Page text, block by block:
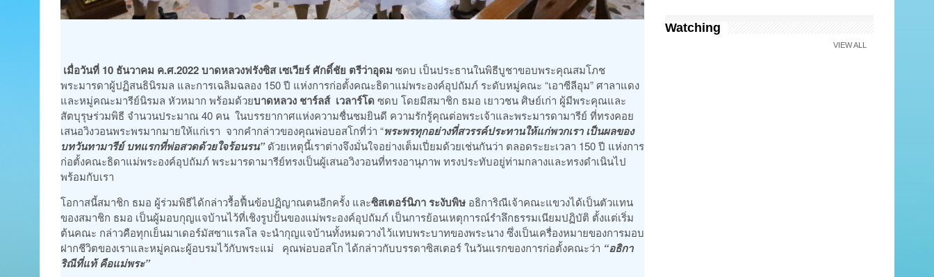
เมื่อวันที่ 10 ธันวาคม ค.ศ.2022 บาดหลวงฟรังซิส เซเวียร์ ศักดิ์ชัย ตรีว่าอุดม ซดบ เป็นประธานในพิธีบูชาขอบพระคุณสมโภช
พระมารดาผู้ปฏิสนธินิรมล และการเฉลิมฉลอง 150 ปี แห่งการก่อตั้งคณะธิดาแม่พระองค์อุปถัมภ์ ระดับหมู่คณะ “เอาซีลีอุม” ศาลาแดง
และหมู่คณะมารีย์นิรมล หัวหมาก พร้อมด้วยบาดหลวง ชาร์ลส์ เวลาร์โดซดบ โดยมีสมาชิก ธมอ เยาวชน ศิษย์เก่า ผู้มีพระคุณและ
สัตบุรุษร่วมพิธี จำนวนประมาณ 40 คน ในบรรยากาศแห่งความชื่นชมยินดี ความรักรู้คุณต่อพระเจ้าและพระมารดามารีย์ ที่ทรงคอย
เสนอวิงวอนพระพรมากมายให้แก่เรา จากคำกล่าวของคุณพ่อบอสโกที่ว่า “พระพรทุกอย่างที่สวรรค์ประทานให้แก่พวกเรา เป็นผลของ
บทวันทามารีย์ บทแรกที่พ่อสวดด้วยใจร้อนรน”ดัวยเหตุนี้เราต่างจึงมั่นใจอย่างเต็มเปี่ยมด้วยเช่นกันว่า ตลอดระยะเวลา 150 ปี แห่งการ
ก่อตั้งคณะธิดาแม่พระองค์อุปถัมภ์ พระมารดามารีย์ทรงเป็นผู้เสนอวิงวอนที่ทรงอานุภาพ ทรงประทับอยู่ท่ามกลางและทรงดำเนินไป
พร้อมกับเรา
โอกาสนี้สมาชิก ธมอ ผู้ร่วมพิธีได้กล่าวรื้อฟื้นข้อปฏิญาณตนอีกครั้ง และซิสเตอร์นิภา ระงับพิษ อธิการิณีเจ้าคณะแขวงได้เป็นตัวแทน
ของสมาชิก ธมอ เป็นผู้มอบกุญแจบ้านไว้ที่เชิงรูปปั้นของแม่พระองค์อุปถัมภ์ เป็นการย้อนเหตุการณ์รำลึกธรรมเนียมปฏิบัติ ตั้งแต่เริ่ม
ต้นคณะ กล่าวคือทุกเย็นมาเดอร์มัสซาแรลโล จะนำกุญแจบ้านทั้งหมดวางไว้แทบพระบาทของพระนาง ซึ่งเป็นเครื่องหมายของการมอบ
ฝากชีวิตของเราและหมู่คณะผู้อบรมไว้กับพระแม่ คุณพ่อบอสโก ได้กล่าวกับบรรดาซิสเตอร์ ในวันแรกของการก่อตั้งคณะว่า “อธิกา
ริณีที่แท้ คือแม่พระ”
Watching
VIEW ALL